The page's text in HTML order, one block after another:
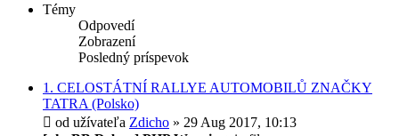
Témy
Odpovedí
Zobrazení
Posledný príspevok
1. CELOSTÁTNÍ RALLYE AUTOMOBILŮ ZNAČKY
TATRA (Polsko)
od užívateľa Zdicho » 29 Aug 2017, 10:13